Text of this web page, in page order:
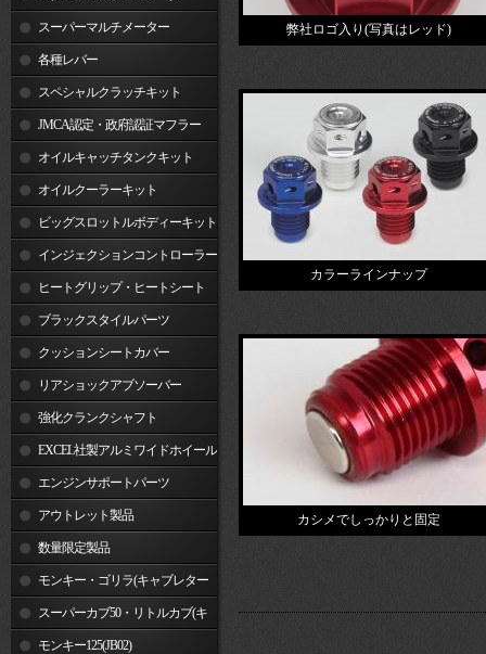
スーパーマルチメーター
各種レバー
スペシャルクラッチキット
JMCA認定・政府認証マフラー
オイルキャッチタンクキット
オイルクーラーキット
ビッグスロットルボディーキット
インジェクションコントローラー
ヒートグリップ・ヒートシート
ブラックスタイルパーツ
クッションシートカバー
リアショックアブソーバー
強化クランクシャフト
EXCEL社製アルミワイドホイール
リム エンジンサポートパーツ
アウトレット製品
数量限定製品
モンキー・ゴリラ(キャブレター
車) スーパーカブ50・リトルカブ(キ
ャブレター車)
モンキー125(JB02)
弊社ロゴ入り(写真はレッド)
カラーラインナップ
カシメでしっかりと固定